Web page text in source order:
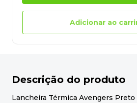
Adicionar ao
Descrição do produto
Lancheira Térmica Avengers Preto